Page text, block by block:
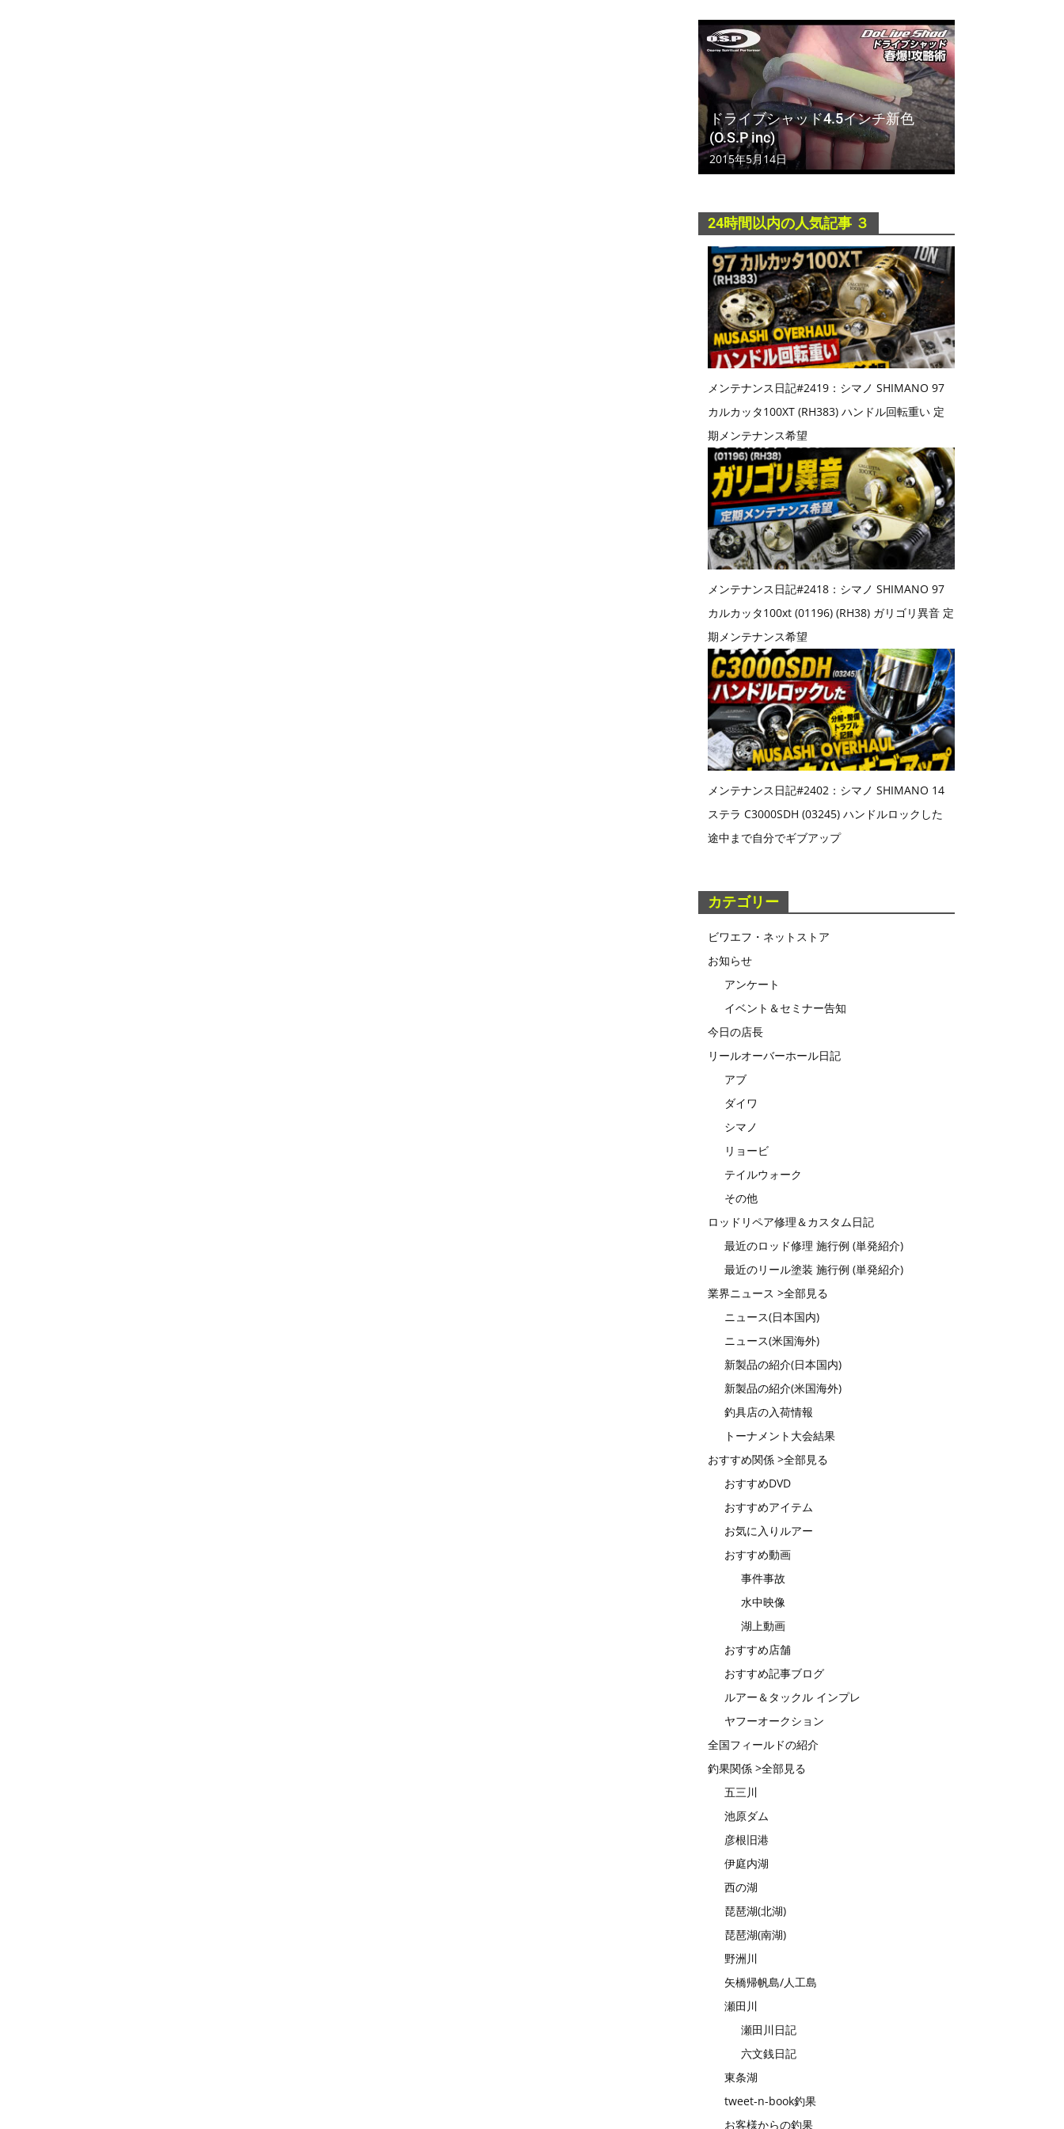
ドライブシャッド4.5インチ新色
(O.S.P inc)
2015年5月14日
24時間以内の人気記事 ３
メンテナンス日記#2419：シマノ SHIMANO 97
カルカッタ100XT (RH383) ハンドル回転重い 定
期メンテナンス希望
メンテナンス日記#2418：シマノ SHIMANO 97
カルカッタ100xt (01196) (RH38) ガリゴリ異音 定
期メンテナンス希望
メンテナンス日記#2402：シマノ SHIMANO 14
ステラ C3000SDH (03245) ハンドルロックした
途中まで自分でギブアップ
カテゴリー
ビワエフ・ネットストア
お知らせ
アンケート
イベント＆セミナー告知
今日の店長
リールオーバーホール日記
アブ
ダイワ
シマノ
リョービ
テイルウォーク
その他
ロッドリペア修理＆カスタム日記
最近のロッド修理 施行例 (単発紹介)
最近のリール塗装 施行例 (単発紹介)
業界ニュース >全部見る
ニュース(日本国内)
ニュース(米国海外)
新製品の紹介(日本国内)
新製品の紹介(米国海外)
釣具店の入荷情報
トーナメント大会結果
おすすめ関係 >全部見る
おすすめDVD
おすすめアイテム
お気に入りルアー
おすすめ動画
事件事故
水中映像
湖上動画
おすすめ店舗
おすすめ記事ブログ
ルアー＆タックル インプレ
ヤフーオークション
全国フィールドの紹介
釣果関係 >全部見る
五三川
池原ダム
彦根旧港
伊庭内湖
西の湖
琵琶湖(北湖)
琵琶湖(南湖)
野洲川
矢橋帰帆島/人工島
瀬田川
瀬田川日記
六文銭日記
東条湖
tweet-n-book釣果
お客様からの釣果